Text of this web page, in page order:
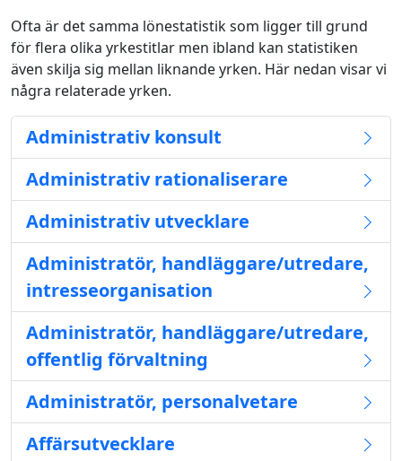
Ofta är det samma lönestatistik som ligger till grund
för flera olika yrkestitlar men ibland kan statistiken
även skilja sig mellan liknande yrken. Här nedan visar vi
några relaterade yrken.
Administrativ konsult
Administrativ rationaliserare
Administrativ utvecklare
Administratör, handläggare/utredare,
intresseorganisation
Administratör, handläggare/utredare,
offentlig förvaltning
Administratör, personalvetare
Affärsutvecklare